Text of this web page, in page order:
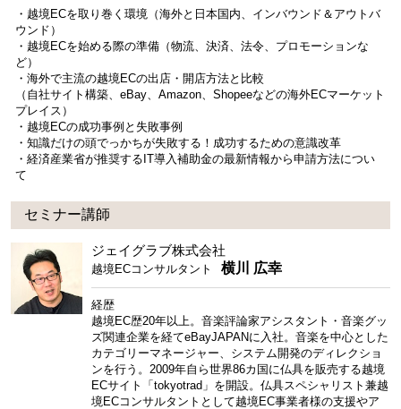
・越境ECを取り巻く環境（海外と日本国内、インバウンド＆アウトバ
ウンド）
・越境ECを始める際の準備（物流、決済、法令、プロモーションな
ど）
・海外で主流の越境ECの出店・開店方法と比較
（自社サイト構築、eBay、Amazon、Shopeeなどの海外ECマーケット
プレイス）
・越境ECの成功事例と失敗事例
・知識だけの頭でっかちが失敗する！成功するための意識改革
・経済産業省が推奨するIT導入補助金の最新情報から申請方法につい
て
セミナー講師
ジェイグラブ株式会社
越境ECコンサルタント 横川 広幸
経歴
越境EC歴20年以上。音楽評論家アシスタント・音楽グッ
ズ関連企業を経てeBayJAPANに入社。音楽を中心とした
カテゴリーマネージャー、システム開発のディレクショ
ンを行う。2009年自ら世界86カ国に仏具を販売する越境
ECサイト「tokyotrad」を開設。仏具スペシャリスト兼越
境ECコンサルタントとして越境EC事業者様の支援やア